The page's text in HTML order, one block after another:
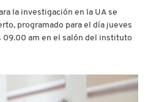
la investigación en la UA se
programado para el día jueves
09.00 am en el salón del instituto